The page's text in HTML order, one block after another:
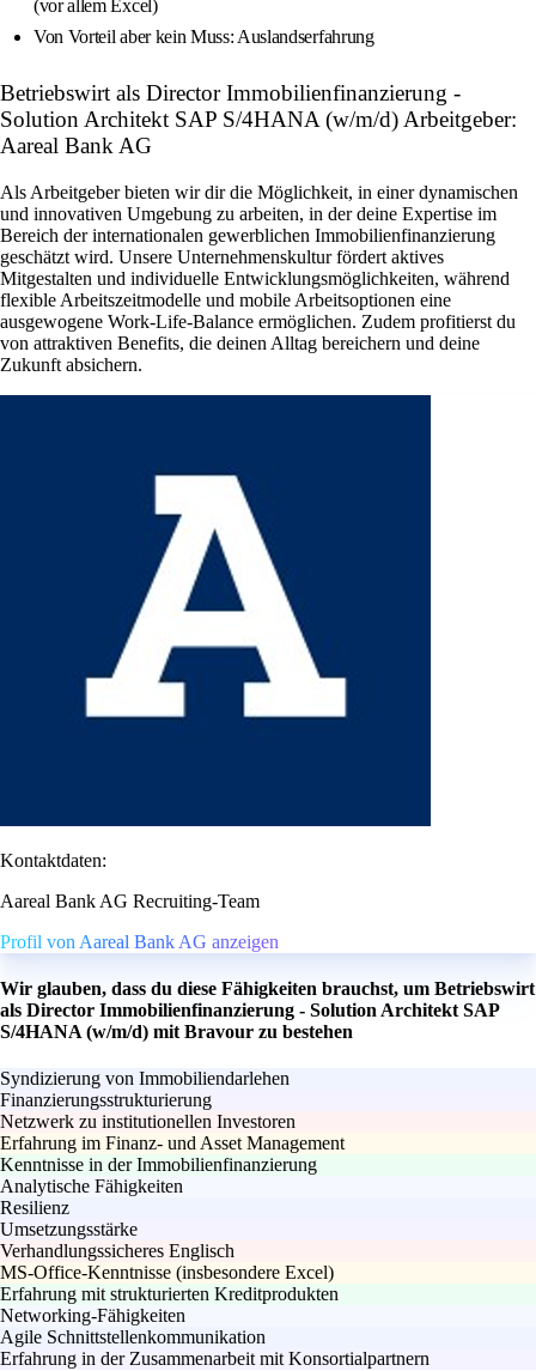
(vor allem Excel)
Von Vorteil aber kein Muss: Auslandserfahrung
Betriebswirt als Director Immobilienfinanzierung -
Solution Architekt SAP S/4HANA (w/m/d) Arbeitgeber:
Aareal Bank AG
Als Arbeitgeber bieten wir dir die Möglichkeit, in einer dynamischen
und innovativen Umgebung zu arbeiten, in der deine Expertise im
Bereich der internationalen gewerblichen Immobilienfinanzierung
geschätzt wird. Unsere Unternehmenskultur fördert aktives
Mitgestalten und individuelle Entwicklungsmöglichkeiten, während
flexible Arbeitszeitmodelle und mobile Arbeitsoptionen eine
ausgewogene Work-Life-Balance ermöglichen. Zudem profitierst du
von attraktiven Benefits, die deinen Alltag bereichern und deine
Zukunft absichern.
Kontaktdaten:
Aareal Bank AG Recruiting-Team
Profil von Aareal Bank AG anzeigen
Wir glauben, dass du diese Fähigkeiten brauchst, um Betriebswirt
als Director Immobilienfinanzierung - Solution Architekt SAP
S/4HANA (w/m/d) mit Bravour zu bestehen
Syndizierung von Immobiliendarlehen
Finanzierungsstrukturierung
Netzwerk zu institutionellen Investoren
Erfahrung im Finanz- und Asset Management
Kenntnisse in der Immobilienfinanzierung
Analytische Fähigkeiten
Resilienz
Umsetzungsstärke
Verhandlungssicheres Englisch
MS-Office-Kenntnisse (insbesondere Excel)
Erfahrung mit strukturierten Kreditprodukten
Networking-Fähigkeiten
Agile Schnittstellenkommunikation
Erfahrung in der Zusammenarbeit mit Konsortialpartnern